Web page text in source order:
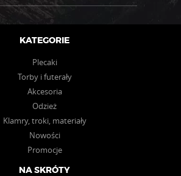
KATEGORIE
Plecaki
Torby i futerały
Akcesoria
Odzież
Klamry, troki, materiały
Nowości
Promocje
NA SKRÓTY